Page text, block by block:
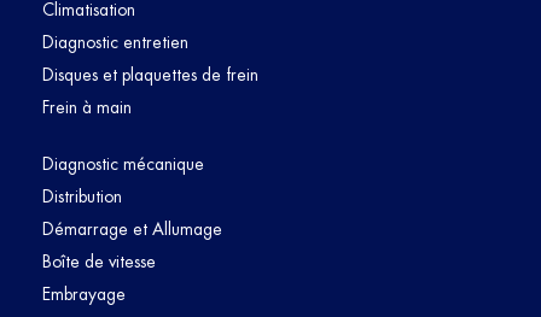
Climatisation
Diagnostic entretien
Disques et plaquettes de frein
Frein à main
Diagnostic mécanique
Distribution
Démarrage et Allumage
Boîte de vitesse
Embrayage